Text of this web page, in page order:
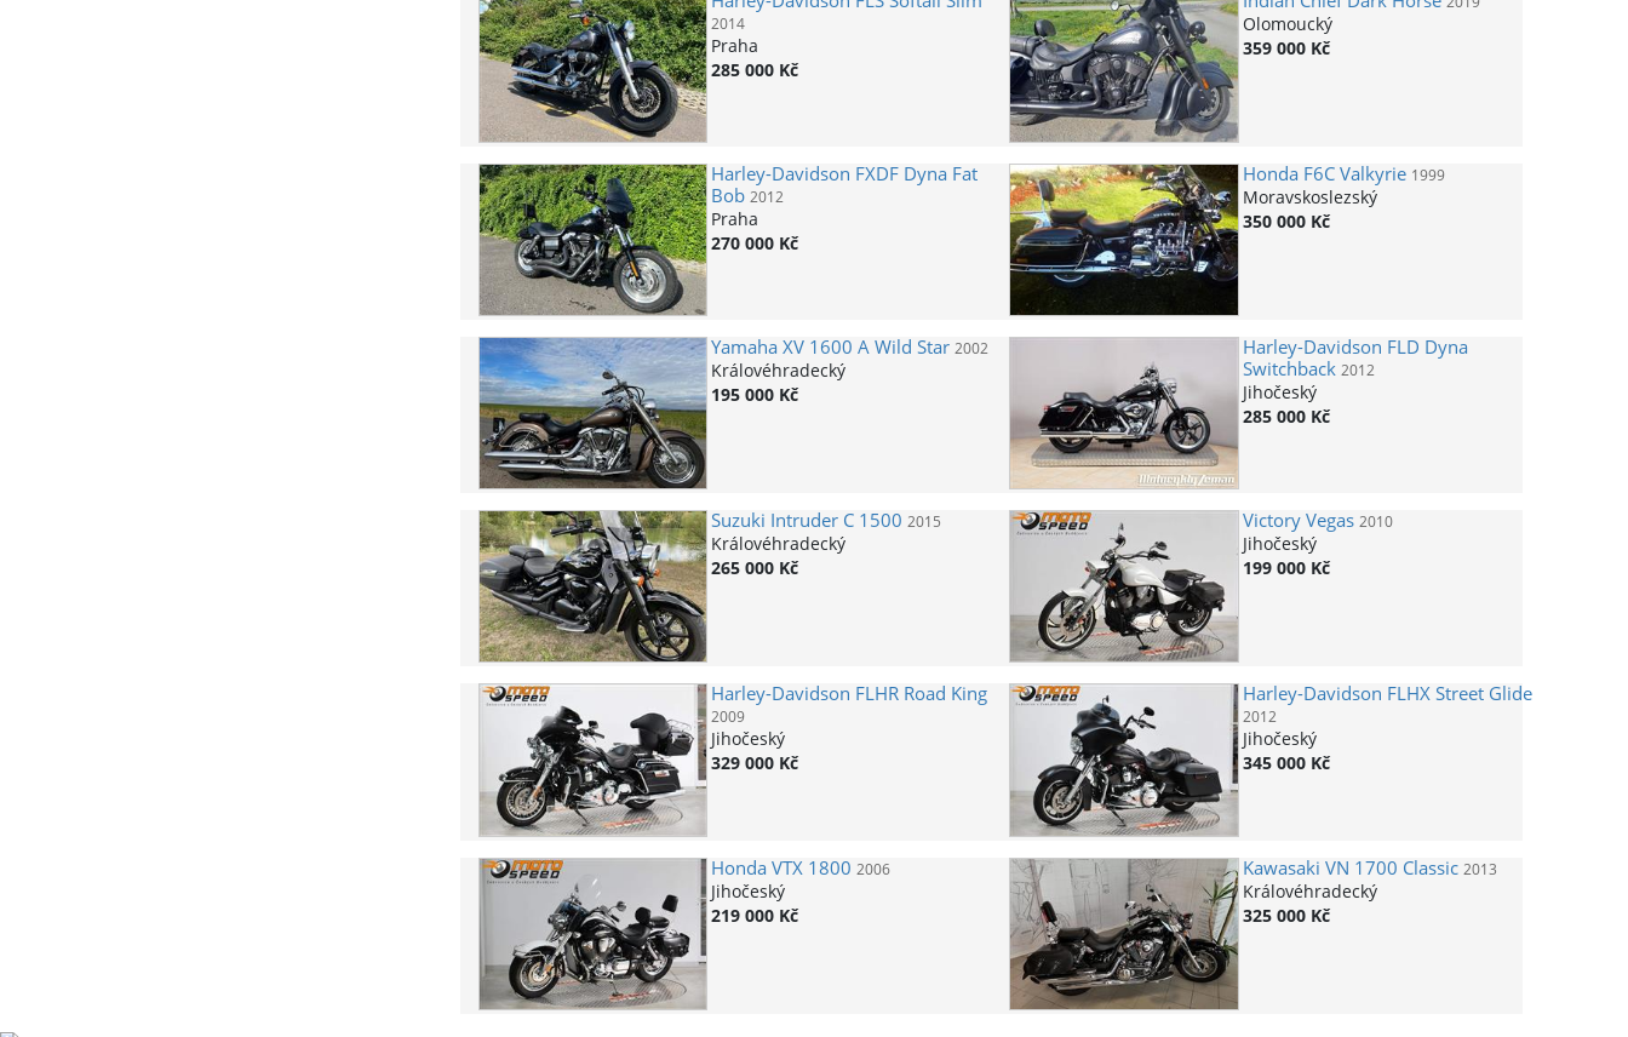
2014
Praha
285 000 Kč
Olomoucký
359 000 Kč
Harley-Davidson FXDF Dyna Fat
Bob 2012
Praha
270 000 Kč
Honda F6C Valkyrie 1999
Moravskoslezský
350 000 Kč
YamahaXV 1600 A Wild Star 2002
Královéhradecký
195 000 Kč
Harley-Davidson FLD Dyna
Switchback 2012
Jihočeský
285 000 Kč
Suzuki Intruder C 1500 2015
Královéhradecký
265 000 Kč
VictoryVegas 2010
Jihočeský
199 000 Kč
Harley-Davidson FLHR Road King
2009
Jihočeský
329 000 Kč
Harley-Davidson FLHX Street Glide
2012
Jihočeský
345 000 Kč
HondaVTX 1800 2006
Jihočeský
219 000 Kč
Kawasaki VN 1700 Classic 2013
Královéhradecký
325 000 Kč